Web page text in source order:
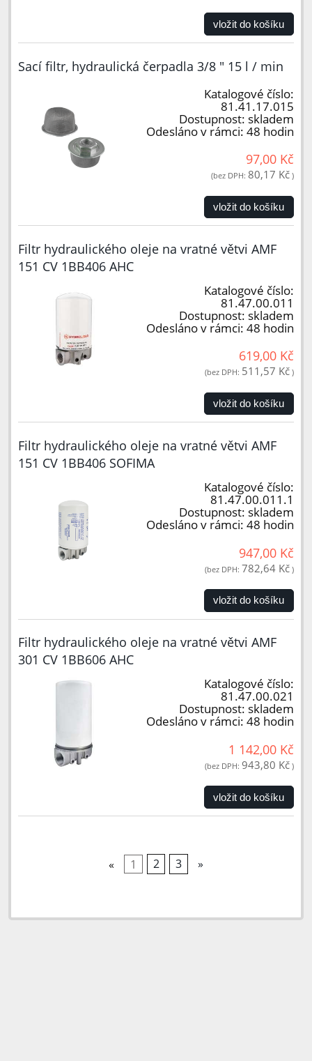
vložit do košíku
Sací filtr, hydraulická čerpadla 3/8 " 15 l / min
Katalogové číslo:
81.41.17.015
Dostupnost: skladem
Odesláno v rámci: 48 hodin
97,00 Kč
(bez DPH: 80,17 Kč )
vložit do košíku
Filtr hydraulického oleje na vratné větvi AMF
151 CV 1BB406 AHC
Katalogové číslo:
81.47.00.011
Dostupnost: skladem
Odesláno v rámci: 48 hodin
619,00 Kč
(bez DPH: 511,57 Kč )
vložit do košíku
Filtr hydraulického oleje na vratné větvi AMF
151 CV 1BB406 SOFIMA
Katalogové číslo:
81.47.00.011.1
Dostupnost: skladem
Odesláno v rámci: 48 hodin
947,00 Kč
(bez DPH: 782,64 Kč )
vložit do košíku
Filtr hydraulického oleje na vratné větvi AMF
301 CV 1BB606 AHC
Katalogové číslo:
81.47.00.021
Dostupnost: skladem
Odesláno v rámci: 48 hodin
1 142,00 Kč
(bez DPH: 943,80 Kč )
vložit do košíku
« 1 2 3 »